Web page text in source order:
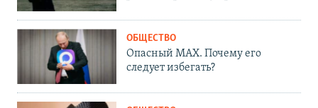
ОБЩЕСТВО
Опасный MAX. Почему его
следует избегать?